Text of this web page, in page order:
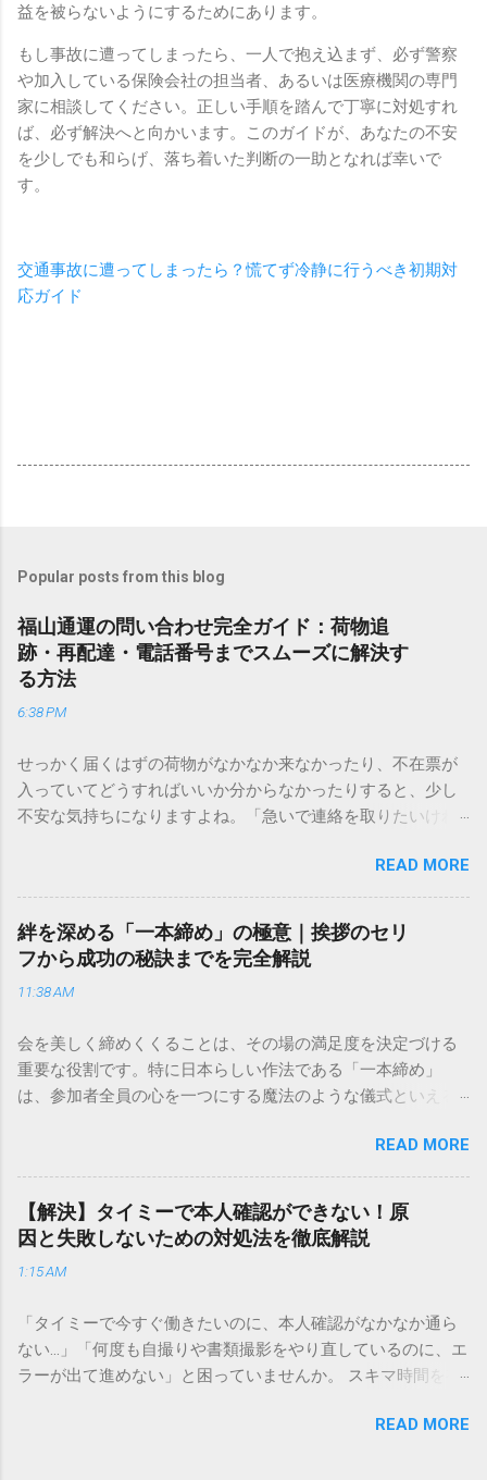
益を被らないようにするためにあります。
もし事故に遭ってしまったら、一人で抱え込まず、必ず警察
や加入している保険会社の担当者、あるいは医療機関の専門
家に相談してください。正しい手順を踏んで丁寧に対処すれ
ば、必ず解決へと向かいます。このガイドが、あなたの不安
を少しでも和らげ、落ち着いた判断の一助となれば幸いで
す。
交通事故に遭ってしまったら？慌てず冷静に行うべき初期対
応ガイド
Popular posts from this blog
福山通運の問い合わせ完全ガイド：荷物追
跡・再配達・電話番号までスムーズに解決す
る方法
6:38 PM
せっかく届くはずの荷物がなかなか来なかったり、不在票が
入っていてどうすればいいか分からなかったりすると、少し
不安な気持ちになりますよね。「急いで連絡を取りたいけれ
きできる？」といった疑問を抱える方も多いはずです。 福山
通運は企業間物流のイメージが強いかもしれませんが、個人
向けの宅配サービスも非常に充実しています。大切なのは、
目的に合わせた適切な連絡先を選ぶことです。この記事で
は、荷物の追跡確認から営業所への電話連絡、再配達の依頼
手順まで、初めての方でも迷わずに解決できる方法を詳しく
本全国に広範なネットワークを持つ大手運送会社です。特に
重量物や大型の荷物、そして企業間の輸送において圧倒的な
実績を誇ります。 個人で利用する場合、他の宅配業者と少し
いう特徴があります。地域に密着した各拠点が配送をコント
ロールしているため、現場の状況に合わせた柔軟な相談がし
やすいのがメリットです。まずは、今抱えている悩みがどの
サービスで解決できるかを確認していきましょう。 1. 荷物の
るのが最も効率的です。現在の荷物がいったいどこにあるの
か、いつ届く予定なのかは、お手元の番号一つで判明しま
す。 伝票番号（お問い合わせ番号）を準備する : 送り状（伝
票）の控えに記載されている、数字の並びを確認してくださ
い。これが荷物の識別番号になります。 確認できる内容 : 集
READ MORE
絆を深める「一本締め」の極意｜挨拶のセリ
フから成功の秘訣までを完全解説
11:38 AM
会を美しく締めくくることは、その場の満足度を決定づける
重要な役割です。特に日本らしい作法である「一本締め」
は、参加者全員の心を一つにする魔法のような儀式といえる
「手拍子のリズムに自信がない」と不安を感じる方も多いは
ずです。この記事では、ビジネスからカジュアルな集まりま
で、どのような場面でも堂々と立ち振る舞えるための「一本
締め」の作法を、基礎知識から具体的なセリフ例まで丁寧に
解説します。 一本締めとは？その本質と効果 一本締めは、単
に手を叩いて終わらせる作業ではありません。その時間、そ
て刻み込む伝統的な儀礼です。 一本締めがもたらすポジティ
ブな効果 一体感の創出 参加者全員が一斉に同じリズムを刻む
ことで、集団としての連帯感が生まれます。 心地よい終幕
韻を大切にしながら、すっきりと解散することができます。
READ MORE
【解決】タイミーで本人確認ができない！原
因と失敗しないための対処法を徹底解説
1:15 AM
「タイミーで今すぐ働きたいのに、本人確認がなかなか通ら
ない…」「何度も自撮りや書類撮影をやり直しているのに、エ
ラーが出て進めない」と困っていませんか。 スキマ時間を有
賢い働き方に欠かせないツールです。しかし、その最初の壁
READ MORE